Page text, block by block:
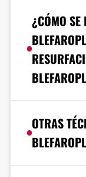
¿CÓMO SE
OTRAS